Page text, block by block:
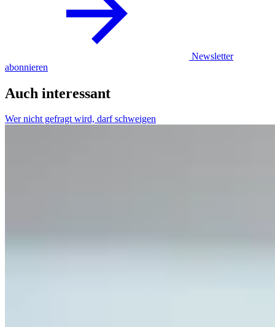
Newsletter
abonnieren
Auch interessant
Wer nicht gefragt wird, darf schweigen